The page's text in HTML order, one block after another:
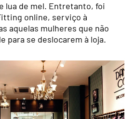
lua de mel. Entretanto, foi
online, serviço à
aquelas mulheres que não
para se deslocarem à loja.